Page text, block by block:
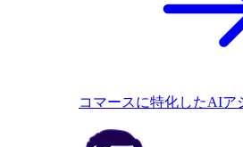
コマースに特化したAIア